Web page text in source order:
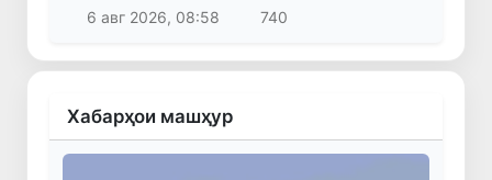
6 авг 2026, 08:58
740
Хабарҳои машҳур